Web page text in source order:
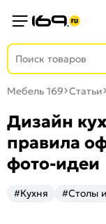
Мебель 169 Статьи
Дизайн
правила
фото-идеи
#Кухня #Столы